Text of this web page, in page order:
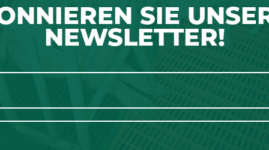
SIE
NEWSLETTER!